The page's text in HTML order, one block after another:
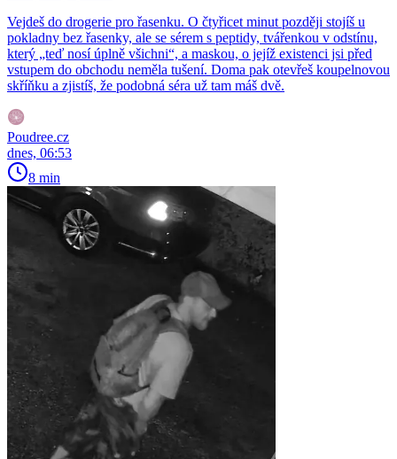
Vejdeš do drogerie pro řasenku. O čtyřicet minut později stojíš u
pokladny bez řasenky, ale se sérem s peptidy, tvářenkou v odstínu,
který „teď nosí úplně všichni“, a maskou, o jejíž existenci jsi před
vstupem do obchodu neměla tušení. Doma pak otevřeš koupelnovou
skříňku a zjistíš, že podobná séra už tam máš dvě.
Poudree.cz
dnes, 06:53
8 min